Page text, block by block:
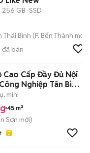
256 GB SSD
Thái Bình (P. Bến Thành mới)
đã bán
Cao Cấp Đầy Đủ Nội
Nghiệp Tân Bình
mini
45 m²
Sơn mới)